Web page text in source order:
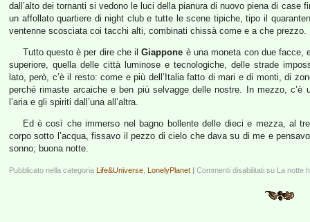
dall’alto dei tornanti si vedono le luci della pianura di nuovo piena di case
un affollato quartiere di night club e tutte le scene tipiche, tipo il
ventenne scosciata coi tacchi alti, combinati chissà come e a che prezzo.
Tutto questo è per dire che ilGiappone è una moneta con due facce,
superiore, quella delle città luminose e tecnologiche, delle strade
lato, però, c’è il resto: come e più dell’Italia fatto di mari e di monti, di
perché rimaste arcaiche e ben più selvagge delle nostre. In mezzo,
l’aria e gli spiriti dall’una all’altra.
Ed è così che immerso nel bagno bollente delle dieci e mezza, al
corpo sotto l’acqua, fissavo il pezzo di cielo che dava su di me e
sonno; buona notte.
Pubblicato nella categoria Life&Universe LonelyPlanet | Commenti disabilitati su La notte